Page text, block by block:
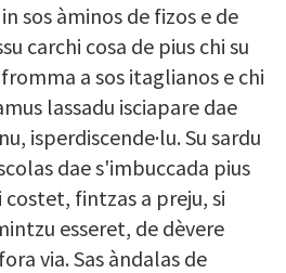
sos àminos de fizos e de
carchi cosa de pius chi su
a sos itaglianos e chi
lassadu isciapare dae
isperdiscende·lu. Su sardu
dae s'imbuccada pius
fintzas a preju, si
esseret, de dèvere
via. Sas àndalas de